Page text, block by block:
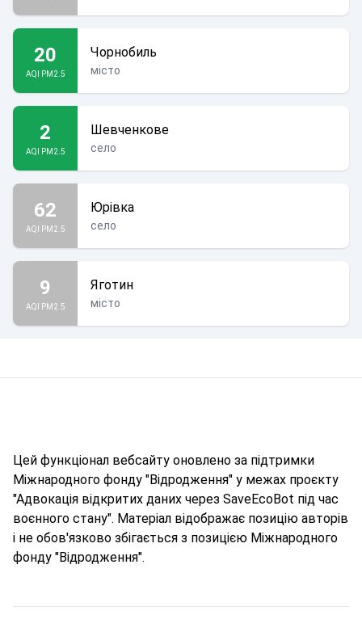
20
AQI PM2.5
Чорнобиль
місто
2
AQI PM2.5
Шевченкове
село
62
AQI PM2.5
Юрівка
село
9
AQI PM2.5
Яготин
місто
Цей функціонал вебсайту оновлено за підтримки
Міжнародного фонду "Відродження" у межах проєкту
"Адвокація відкритих даних через SaveEcoBot під час
воєнного стану". Матеріал відображає позицію авторів
і не обов'язково збігається з позицією Міжнародного
фонду "Відродження".